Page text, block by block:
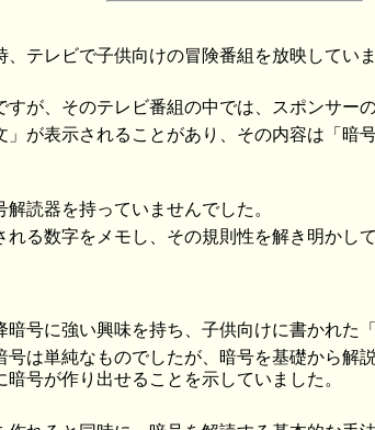
テレビで子供向けの冒険番組を放映していま
すが、そのテレビ番組の中では、スポンサー
」が表示されることがあり、その内容は「暗
読器を持っていませんでした。
れる数字をメモし、その規則性を解き明かし
暗号に強い興味を持ち、子供向けに書かれた
号は単純なものでしたが、暗号を基礎から解
号が作り出せることを示していました。